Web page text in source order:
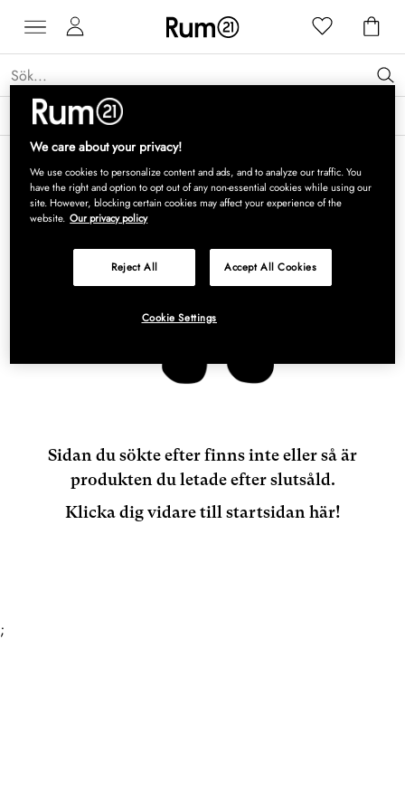
Få 15 % rabatt på Grythyttan Stålmöbler* →
Sidan du sökte efter finns inte eller så är
produkten du letade efter slutsåld.
Klicka dig vidare till startsidan här!
;
We care about your privacy!
We use cookies to personalize content and ads, and to analyze our traffic. You
have the right and option to opt out of any non-essential cookies while using our
site. However, blocking certain cookies may affect your experience of the
website. Our privacy policy
Reject All Accept All Cookies
Cookie Settings